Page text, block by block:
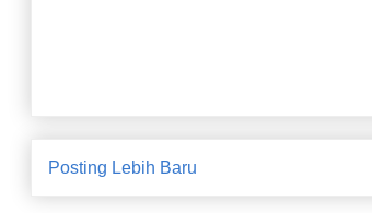
Posting Lebih Baru